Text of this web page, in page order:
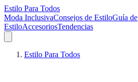
Estilo Para Todos
Moda InclusivaConsejos de EstiloGuía de
EstiloAccesoriosTendencias
Estilo Para Todos